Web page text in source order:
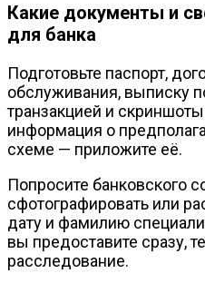
Какие документы и
для банка
Подготовьте паспорт,
обслуживания, выписку
транзакцией и
информация о
схеме — приложите её.
Попросите банковского
сфотографировать или
дату и фамилию
вы предоставите сразу,
расследование.